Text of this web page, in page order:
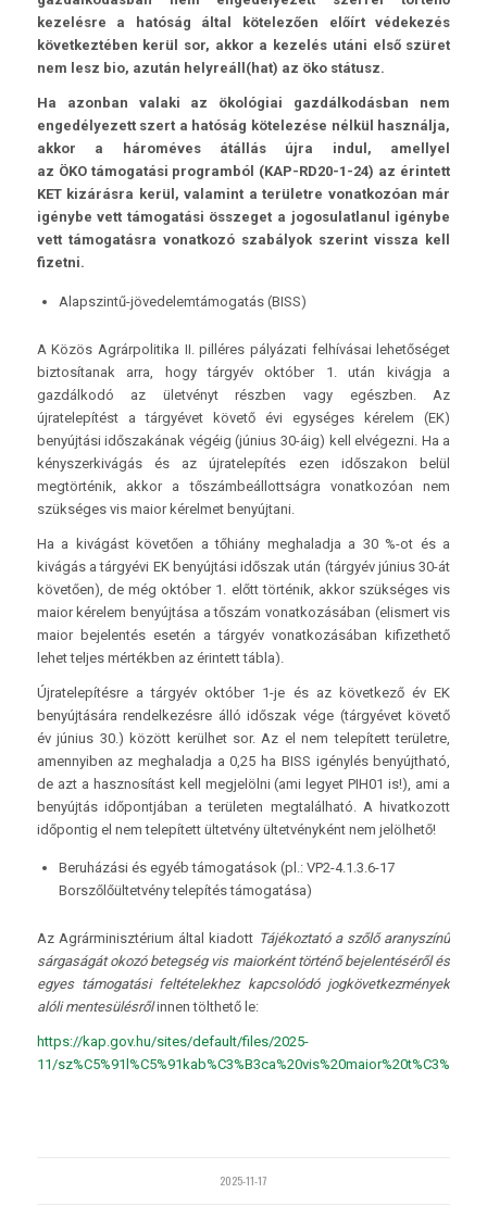
kezelésre a hatóság által kötelezően előírt védekezés
következtében kerül sor, akkor a kezelés utáni első szüret
nem lesz bio, azután helyreáll(hat) az öko státusz.
Ha azonban valaki az ökológiai gazdálkodásban nem
engedélyezett szert a hatóság kötelezése nélkül használja,
akkor a hároméves átállás újra indul, amellyel
az ÖKO támogatási programból (KAP-RD20-1-24) az érintett
KET kizárásra kerül, valamint a területre vonatkozóan már
igénybe vett támogatási összeget a jogosulatlanul igénybe
vett támogatásra vonatkozó szabályok szerint vissza kell
fizetni.
Alapszintű-jövedelemtámogatás (BISS)
A Közös Agrárpolitika II. pilléres pályázati felhívásai lehetőséget
biztosítanak arra, hogy tárgyév október 1. után kivágja a
gazdálkodó az ületvényt részben vagy egészben. Az
újratelepítést a tárgyévet követő évi egységes kérelem (EK)
benyújtási időszakának végéig (június 30-áig) kell elvégezni. Ha a
kényszerkivágás és az újratelepítés ezen időszakon belül
megtörténik, akkor a tőszámbeállottságra vonatkozóan nem
szükséges vis maior kérelmet benyújtani.
Ha a kivágást követően a tőhiány meghaladja a 30 %-ot és a
kivágás a tárgyévi EK benyújtási időszak után (tárgyév június 30-át
követően), de még október 1. előtt történik, akkor szükséges vis
maior kérelem benyújtása a tőszám vonatkozásában (elismert vis
maior bejelentés esetén a tárgyév vonatkozásában kifizethető
lehet teljes mértékben az érintett tábla).
Újratelepítésre a tárgyév október 1-je és az következő év EK
benyújtására rendelkezésre álló időszak vége (tárgyévet követő
év június 30.) között kerülhet sor. Az el nem telepített területre,
amennyiben az meghaladja a 0,25 ha BISS igénylés benyújtható,
de azt a hasznosítást kell megjelölni (ami legyet PIH01 is!), ami a
benyújtás időpontjában a területen megtalálható. A hivatkozott
időpontig el nem telepített ültetvény ültetvényként nem jelölhető!
Beruházási és egyéb támogatások (pl.: VP2-4.1.3.6-17
Borszőlőültetvény telepítés támogatása)
Az Agrárminisztérium által kiadott Tájékoztató a szőlő aranyszínű
sárgaságát okozó betegség vis maiorként történő bejelentéséről és
egyes támogatási feltételekhez kapcsolódó jogkövetkezmények
alóli mentesülésrőlinnen tölthető le:
https://kap.gov.hu/sites/default/files/2025-
11/
2025-11-17